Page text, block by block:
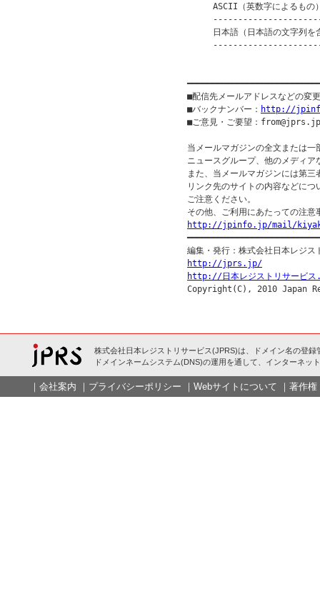
ASCII（英数字によるもの
日本語（日本語の文字列を
■配信先メールアドレスなどの変
■バックナンバー： http://
■ご意見・ご要望：from@jprs.jp
当メールマガジンの全文または
ニュースグループ、他のメディ
また、当メールマガジンには第
リンク先のサイトの内容などに
ご注意ください。
http://jpinfo.jp/mail/
http://jprs.jp/
http://日本レジストリサービ
株式会社日本レジストリサービス(JPRS)は、ドメイン名の登録
ドメインネームシステム(DNS)の運用を通して、インターネッ
｜ 会社案内 ｜ プライバシーポリシー ｜ Webサイトについて ｜ 著作権